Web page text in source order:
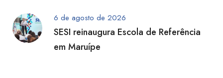
6 de agosto de 2026
SESI reinaugura Escola de Referência
em Maruípe